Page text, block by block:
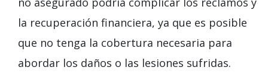
la recuperación financiera, ya que es posible
que no tenga la cobertura necesaria para
abordar los daños o las lesiones sufridas.